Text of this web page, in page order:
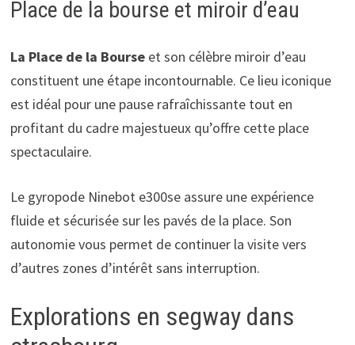
Place de la bourse et miroir d’eau
La Place de la Bourseet son célèbre miroir d’eau
constituent une étape incontournable. Ce lieu iconique
est idéal pour une pause rafraîchissante tout en
profitant du cadre majestueux qu’offre cette place
spectaculaire.
Le gyropode Ninebot e300se assure une expérience
fluide et sécurisée sur les pavés de la place. Son
autonomie vous permet de continuer la visite vers
d’autres zones d’intérêt sans interruption.
Explorations en segway dans